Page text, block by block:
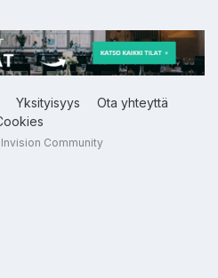
Yksityisyys
Ota yhteyttä
Community